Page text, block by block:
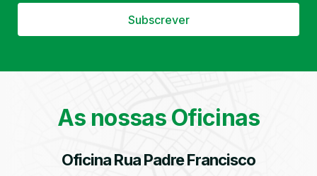
Subscrever
As nossas Oficinas
Oficina Rua Padre Francisco
Filtro de Partículas Óleos
Bate-Chapas
Higienização e